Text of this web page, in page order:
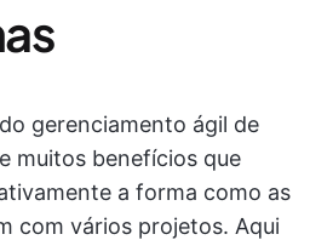
gerenciamento ágil de
muitos benefícios que
a forma como as
com vários projetos. Aqui